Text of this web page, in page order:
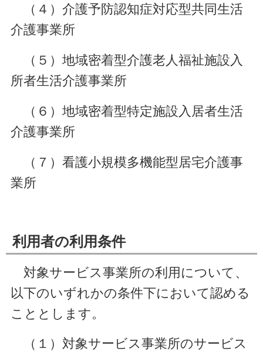
（４）介護予防認知症対応型共同生活
介護事業所
（５）地域密着型介護老人福祉施設入
所者生活介護事業所
（６）地域密着型特定施設入居者生活
介護事業所
（７）看護小規模多機能型居宅介護事
業所
利用者の利用条件
対象サービス事業所の利用について、
以下のいずれかの条件下において認める
こととします。
（１）対象サービス事業所のサービス